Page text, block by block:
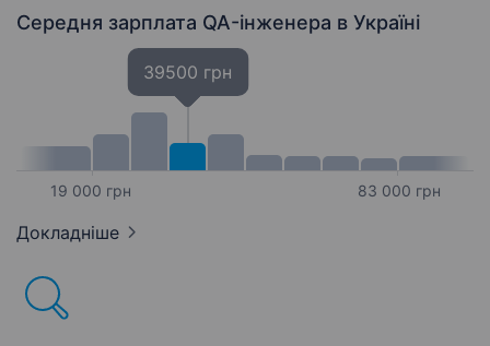
Середня зарплата QA-інженера в Україні
19 000 грн
39500 грн
83 000 грн
Докладніше